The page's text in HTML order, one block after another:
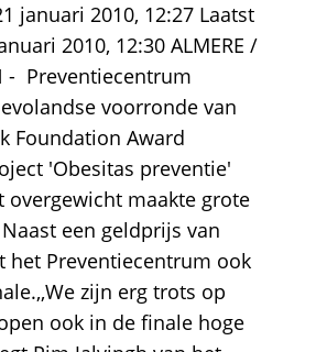
januari 2010, 12:27 Laatst
2010, 12:30 ALMERE /
- Preventiecentrum
voorronde van
Foundation Award
'Obesitas preventie'
maakte grote
een geldprijs van
het Preventiecentrum ook
zijn erg trots op
ook in de finale hoge